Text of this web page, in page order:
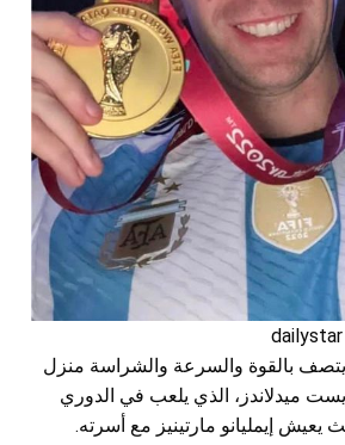
بالقوة والسرعة والشراسة منزل
ميدلاندز، الذي يلعب في الدوري
يعيش إيمليانو مارتينيز مع أسرته.